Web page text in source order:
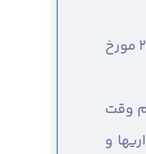
ارائه اصل و کپی شناسنامه همسر و فرزندان ( براساس قانون حمایت از خانواده و جوانی جمعیت-موضوع مصوبه شماره 278/69385 مورخ
وقت
و